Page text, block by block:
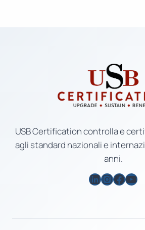
USB Certification controlla e
agli standard nazionali e
anni.
LinkedIn